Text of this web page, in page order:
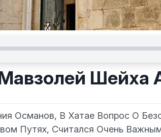
Шейха
Османов, В Хатае Вопрос О
Путях, Считался Очень